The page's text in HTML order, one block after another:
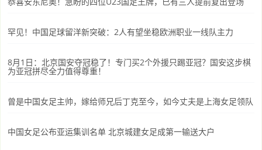
罕见！中国足球留洋新突破：2人有望坐稳欧洲职业一线队主力
8月1日：北京国安夺冠稳了！专门买2个外援只踢亚冠？国安这步棋
为亚冠拼尽全力值得尊重！
曾是中国女足主帅，嫁给师兄后丁克至今，如今丈夫是上海女足领队
中国女足公布亚运集训名单 北京城建女足成第一输送大户